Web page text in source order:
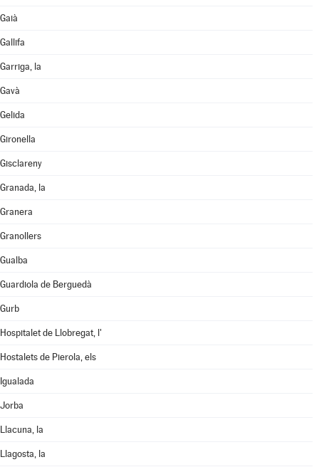
Gaià
Gallifa
Garriga, la
Gavà
Gelida
Gironella
Gisclareny
Granada, la
Granera
Granollers
Gualba
Guardiola de Berguedà
Gurb
Hospitalet de Llobregat, l'
Hostalets de Pierola, els
Igualada
Jorba
Llacuna, la
Llagosta, la